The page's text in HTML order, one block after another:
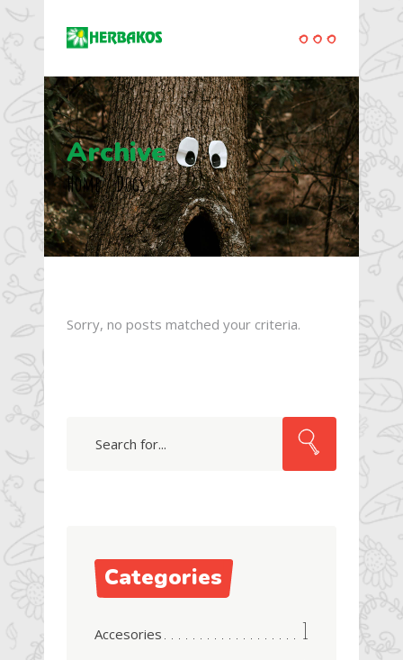
Archive
Home/Dogs
Sorry, no posts matched your criteria.
Categories
Accesories 1